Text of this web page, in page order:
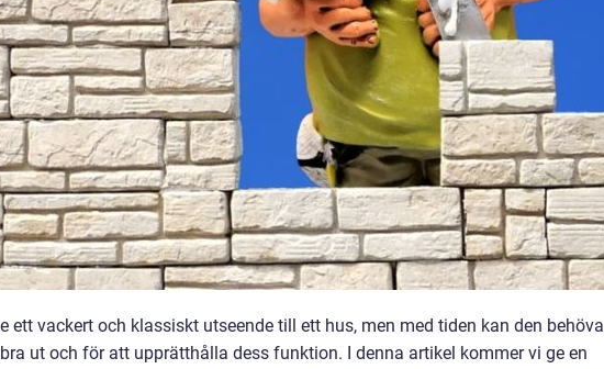
ett vackert och klassiskt utseende till ett hus, men med tiden kan den behöva
ut och för att upprätthålla dess funktion. I denna artikel kommer vi ge en